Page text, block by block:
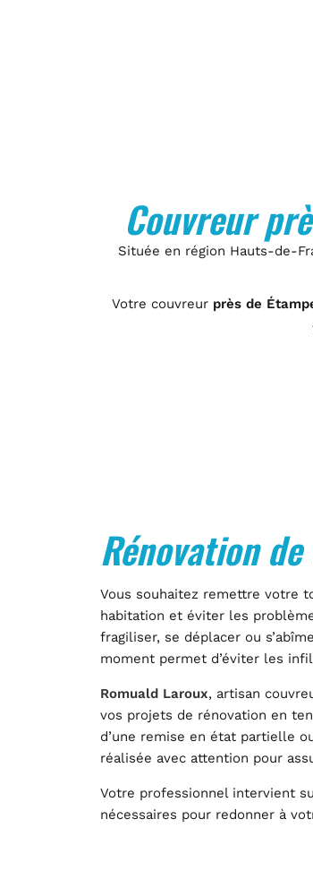
Couvreur
Située en région Hauts-de-
Votre couvreur près de
Rénovation
Vous souhaitez remettre votre
habitation et éviter les
fragiliser, se déplacer ou
moment permet d’éviter les
Romuald Laroux, artisan
vos projets de rénovation en
d’une remise en état partielle
réalisée avec attention pour
Votre professionnel intervient
nécessaires pour redonner à